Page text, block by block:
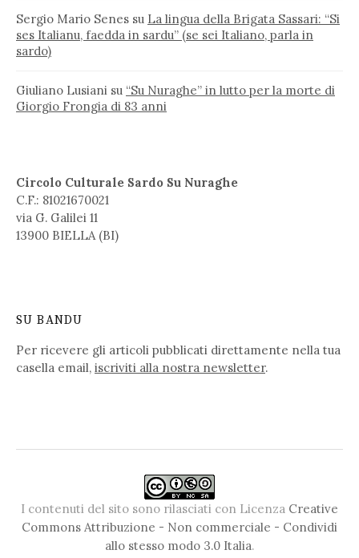
Sergio Mario Senes su La lingua della Brigata Sassari: “Si
ses Italianu, faedda in sardu” (se sei Italiano, parla in
sardo)
Giuliano Lusiani su “Su Nuraghe” in lutto per la morte di
Giorgio Frongia di 83 anni
Circolo Culturale Sardo Su Nuraghe
C.F.: 81021670021
via G. Galilei 11
13900 BIELLA (BI)
SU BANDU
Per ricevere gli articoli pubblicati direttamente nella tua
casella email, iscriviti alla nostra newsletter.
I contenuti del sito sono rilasciati con Licenza Creative
Commons Attribuzione - Non commerciale - Condividi
allo stesso modo 3.0 Italia.